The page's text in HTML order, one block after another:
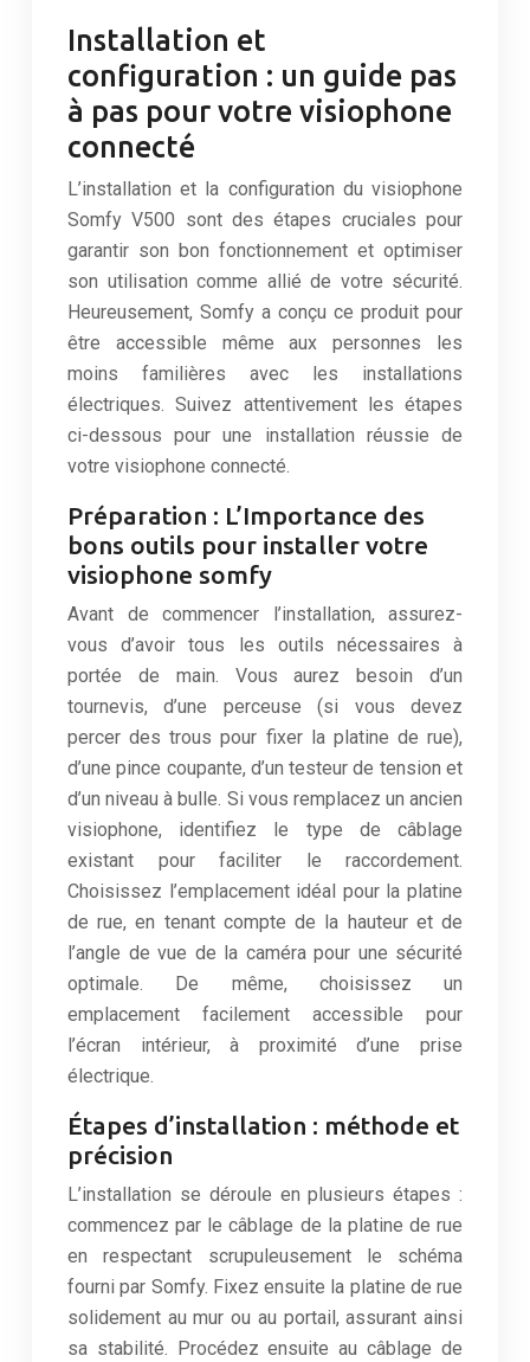
Installation et
configuration : un guide pas
à pas pour votre visiophone
connecté
L’installation et la configuration du visiophone
Somfy V500 sont des étapes cruciales pour
garantir son bon fonctionnement et optimiser
son utilisation comme allié de votre sécurité.
Heureusement, Somfy a conçu ce produit pour
être accessible même aux personnes les
moins familières avec les installations
électriques. Suivez attentivement les étapes
ci-dessous pour une installation réussie de
votre visiophone connecté.
Préparation : L’Importance des
bons outils pour installer votre
visiophone somfy
Avant de commencer l’installation, assurez-
vous d’avoir tous les outils nécessaires à
portée de main. Vous aurez besoin d’un
tournevis, d’une perceuse (si vous devez
percer des trous pour fixer la platine de rue),
d’une pince coupante, d’un testeur de tension et
d’un niveau à bulle. Si vous remplacez un ancien
visiophone, identifiez le type de câblage
existant pour faciliter le raccordement.
Choisissez l’emplacement idéal pour la platine
de rue, en tenant compte de la hauteur et de
l’angle de vue de la caméra pour une sécurité
optimale. De même, choisissez un
emplacement facilement accessible pour
l’écran intérieur, à proximité d’une prise
électrique.
Étapes d’installation : méthode et
précision
L’installation se déroule en plusieurs étapes :
commencez par le câblage de la platine de rue
en respectant scrupuleusement le schéma
fourni par Somfy. Fixez ensuite la platine de rue
solidement au mur ou au portail, assurant ainsi
sa stabilité. Procédez ensuite au câblage de